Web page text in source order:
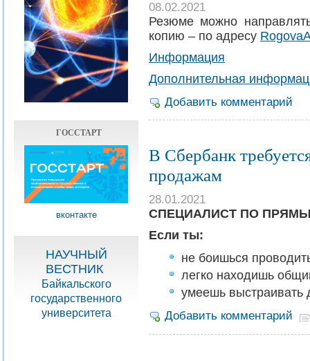
ГОССТАРТ
вконтакте
НАУЧНЫЙ
ВЕСТНИК
Байкальского
государственного
университета
08.02.2021
Резюме можно
копию – по адресу
Информация
Дополнительная
Добавить комментарий
В Сбербанк
продажам
28.01.2021
СПЕЦИАЛИСТ ПО
Если ты:
не боишься
легко находишь
умеешь выстраивать
Добавить комментарий